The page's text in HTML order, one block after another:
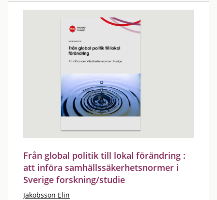
Från global politik till lokal förändring :
att införa samhällssäkerhetsnormer i
Sverige forskning/studie
Jakobsson Elin